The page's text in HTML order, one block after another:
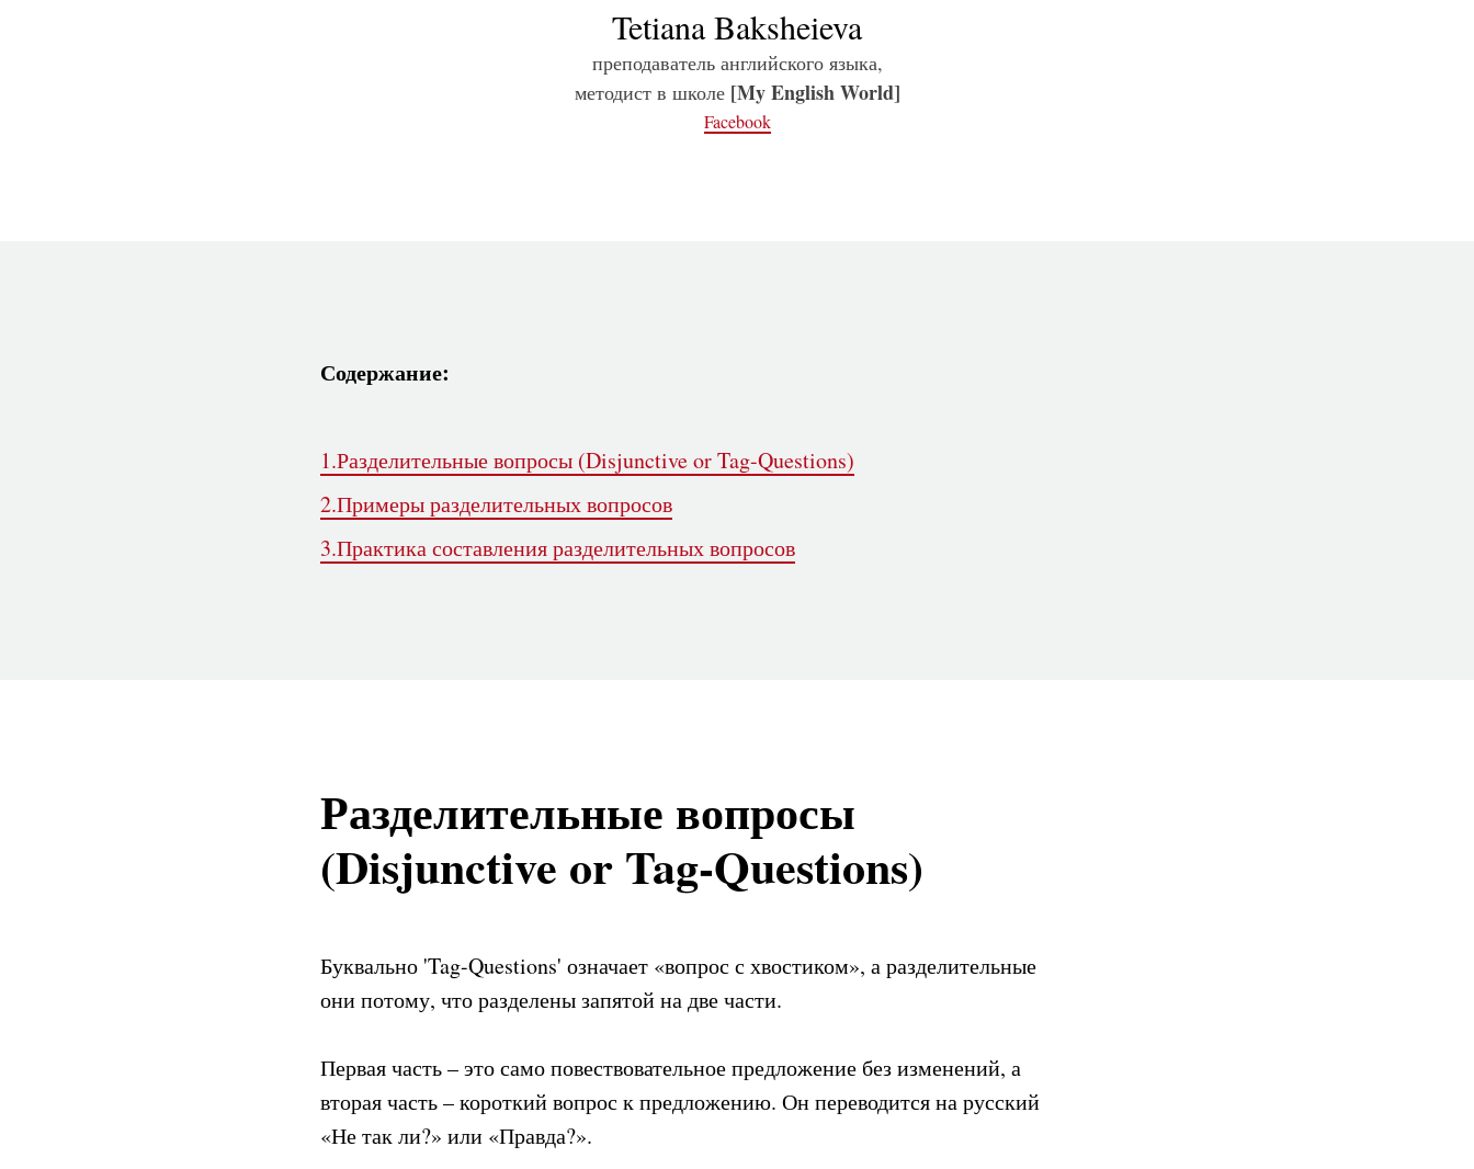
Tetiana Baksheieva
преподаватель английского языка,
методист в школе [My English World]
Facebook
Содержание:
1.Разделительные вопросы (Disjunctive or Tag-Questions)
2.Примеры разделительных вопросов
3.Практика составления разделительных вопросов
Разделительные вопросы
(Disjunctive or Tag-Questions)
Буквально 'Tag-Questions' означает «вопрос с хвостиком», а разделительные
они потому, что разделены запятой на две части.
Первая часть – это само повествовательное предложение без изменений, а
вторая часть – короткий вопрос к предложению. Он переводится на русский
«Не так ли?» или «Правда?».